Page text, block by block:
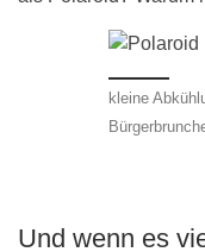
kleine
Und wenn es